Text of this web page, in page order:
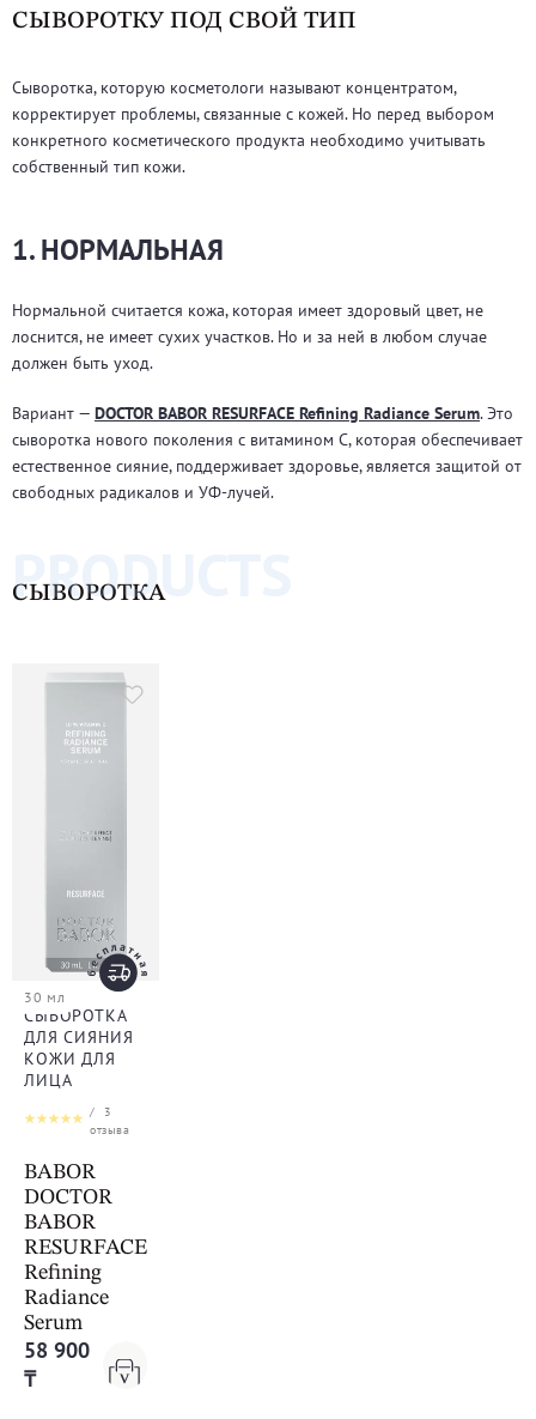
СЫВОРОТКУ ПОД СВОЙ ТИП
Сыворотка, которую косметологи называют концентратом,
корректирует проблемы, связанные с кожей. Но перед выбором
конкретного косметического продукта необходимо учитывать
собственный тип кожи.
1. НОРМАЛЬНАЯ
Нормальной считается кожа, которая имеет здоровый цвет, не
лоснится, не имеет сухих участков. Но и за ней в любом случае
должен быть уход.
Вариант — DOCTOR BABOR RESURFACE Refining Radiance Serum. Это
сыворотка нового поколения с витамином С, которая обеспечивает
естественное сияние, поддерживает здоровье, является защитой от
свободных радикалов и УФ-лучей.
PRODUCTS
СЫВОРОТКА
30 мл
СЫВОРОТКА
ДЛЯ СИЯНИЯ
КОЖИ ДЛЯ
ЛИЦА
/ 3
отзыва
BABOR
DOCTOR
BABOR
RESURFACE
Refining
Radiance
Serum
58 900
₸